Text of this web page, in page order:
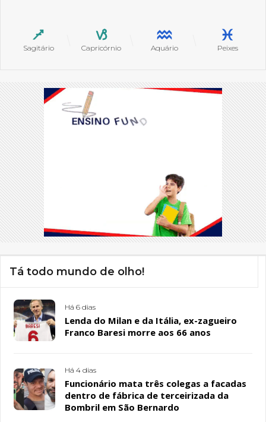
Sagitário Capricórnio Aquário Peixes
Tá todo mundo de olho!
Há 6 dias
Lenda do Milan e da Itália, ex-zagueiro
Franco Baresi morre aos 66 anos
Há 4 dias
Funcionário mata três colegas a facadas
dentro de fábrica de terceirizada da
Bombril em São Bernardo